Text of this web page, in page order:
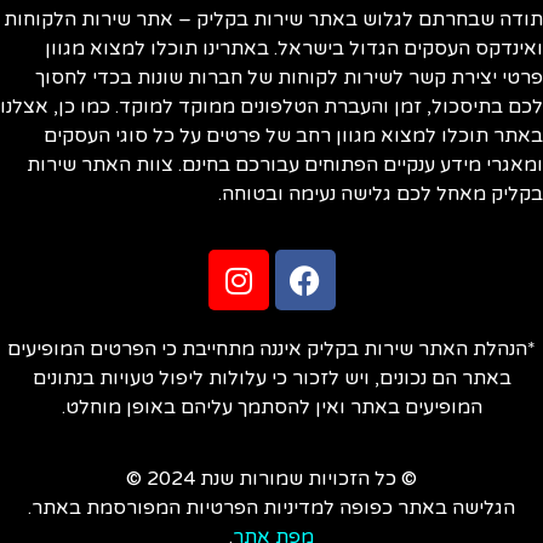
תודה שבחרתם לגלוש באתר שירות בקליק – אתר שירות הלקוחות
ואינדקס העסקים הגדול בישראל. באתרינו תוכלו למצוא מגוון
פרטי יצירת קשר לשירות לקוחות של חברות שונות בכדי לחסוך
לכם בתיסכול, זמן והעברת הטלפונים ממוקד למוקד. כמו כן, אצלנו
באתר תוכלו למצוא מגוון רחב של פרטים על כל סוגי העסקים
ומאגרי מידע ענקיים הפתוחים עבורכם בחינם. צוות האתר שירות
בקליק מאחל לכם גלישה נעימה ובטוחה.
*הנהלת האתר שירות בקליק איננה מתחייבת כי הפרטים המופיעים
באתר הם נכונים, ויש לזכור כי עלולות ליפול טעויות בנתונים
המופיעים באתר ואין להסתמך עליהם באופן מוחלט.
© כל הזכויות שמורות שנת 2024 ©
הגלישה באתר כפופה למדיניות הפרטיות המפורסמת באתר.
מפת אתר.